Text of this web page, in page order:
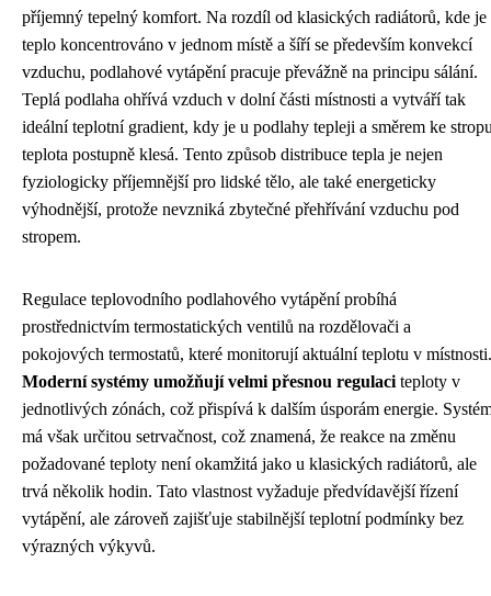
příjemný tepelný komfort. Na rozdíl od klasických radiátorů, kde je
teplo koncentrováno v jednom místě a šíří se především konvekcí
vzduchu, podlahové vytápění pracuje převážně na principu sálání.
Teplá podlaha ohřívá vzduch v dolní části místnosti a vytváří tak
ideální teplotní gradient, kdy je u podlahy tepleji a směrem ke
teplota postupně klesá. Tento způsob distribuce tepla je nejen
fyziologicky příjemnější pro lidské tělo, ale také energeticky
výhodnější, protože nevzniká zbytečné přehřívání vzduchu pod
stropem.
Regulace teplovodního podlahového vytápění probíhá
prostřednictvím termostatických ventilů na rozdělovači a
pokojových termostatů, které monitorují aktuální teplotu v místnosti.
Moderní systémy umožňují velmi přesnou regulaci teploty v
jednotlivých zónách, což přispívá k dalším úsporám energie.
má však určitou setrvačnost, což znamená, že reakce na změnu
požadované teploty není okamžitá jako u klasických radiátorů, ale
trvá několik hodin. Tato vlastnost vyžaduje předvídavější řízení
vytápění, ale zároveň zajišťuje stabilnější teplotní podmínky bez
výrazných výkyvů.